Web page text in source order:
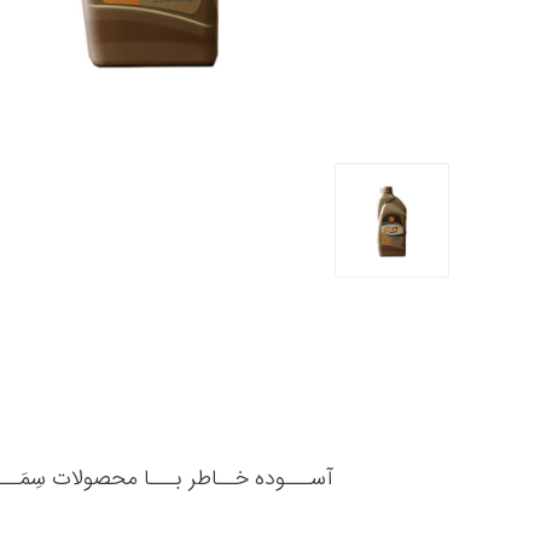
آســـوده خــاطر بـــا محصولات